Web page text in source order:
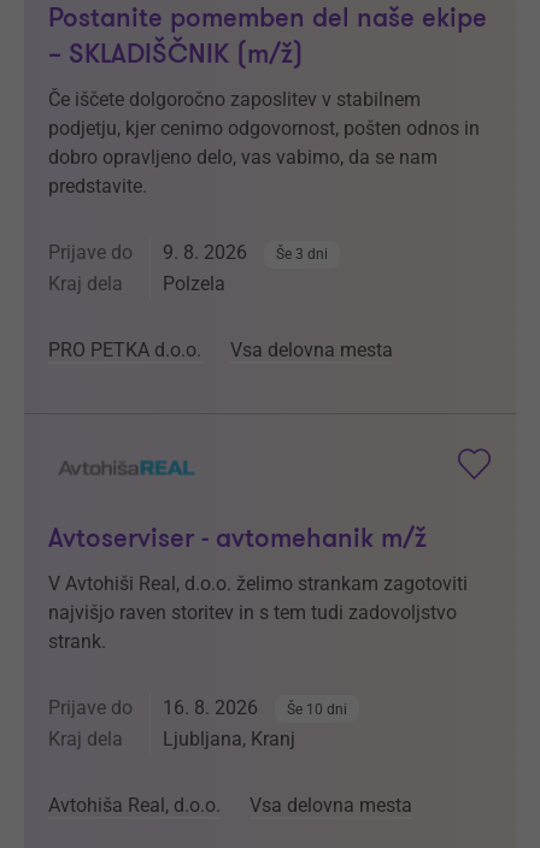
Postanite pomemben del naše ekipe
– SKLADIŠČNIK (m/ž)
Če iščete dolgoročno zaposlitev v stabilnem
podjetju, kjer cenimo odgovornost, pošten odnos in
dobro opravljeno delo, vas vabimo, da se nam
predstavite.
Prijave do 9. 8. 2026 Še 3 dni
Kraj dela Polzela
PRO PETKA d.o.o. Vsa delovna mesta
Avtoserviser - avtomehanik m/ž
V Avtohiši Real, d.o.o. želimo strankam zagotoviti
najvišjo raven storitev in s tem tudi zadovoljstvo
strank.
Prijave do 16. 8. 2026 Še 10 dni
Kraj dela Ljubljana, Kranj
Avtohiša Real, d.o.o. Vsa delovna mesta